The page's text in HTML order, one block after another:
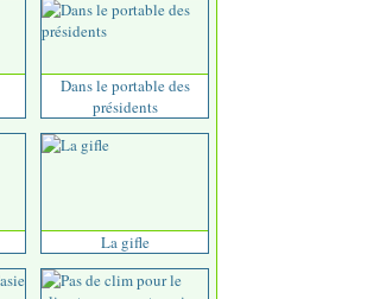
Dans le portable des
présidents
La gifle